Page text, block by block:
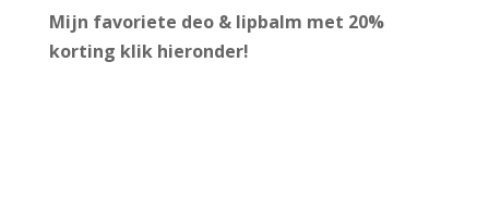
Mijn favoriete deo & lipbalm met 20%
korting klik hieronder!